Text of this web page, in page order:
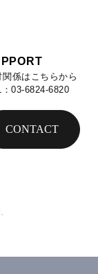
関係はこちらから
03-6824-6820
CONTACT